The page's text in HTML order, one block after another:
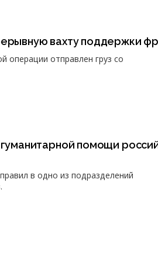
вахту поддержки
операции отправлен груз со
помощи
в одно из подразделений